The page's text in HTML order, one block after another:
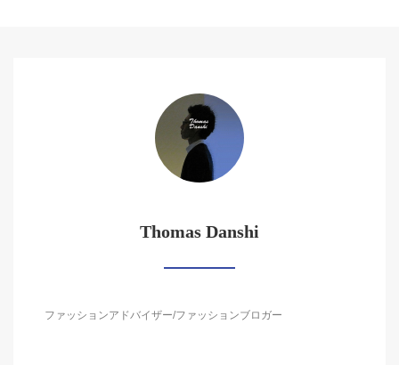
Thomas Danshi
ファッションアドバイザー/ファッションブロガー